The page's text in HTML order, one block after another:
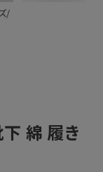
/
綿 履き